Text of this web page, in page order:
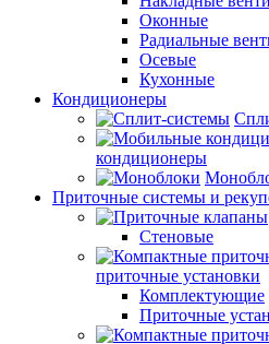
Оконные
Радиальные
Осевые
Кухонные
Кондиционеры
кондиционеры
Приточные системы и
Стеновые
приточные установки
Комплектующие
Приточные